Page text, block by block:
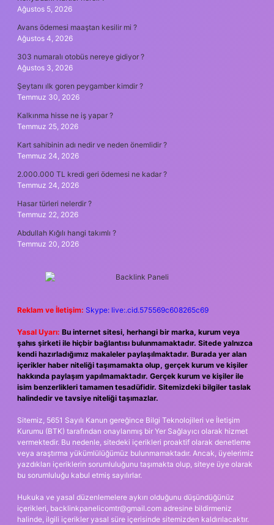
Ağustos 5, 2026
Avans ödemesi maaştan kesilir mi ?
Ağustos 4, 2026
303 numaralı otobüs nereye gidiyor ?
Ağustos 3, 2026
Şeytanı ılk goren peygamber kimdir ?
Temmuz 30, 2026
Kalkınma hisse ne iş yapar ?
Temmuz 25, 2026
Kart sahibinin adı nedir ve neden önemlidir ?
Temmuz 24, 2026
2.000.000 TL kredi geri ödemesi ne kadar ?
Temmuz 24, 2026
Hasar türleri nelerdir ?
Temmuz 22, 2026
Abdullah Kığılı hangi takımlı ?
Temmuz 20, 2026
Reklam ve İletişim: Skype: live:.cid.575569c608265c69
Yasal Uyarı: Bu internet sitesi, herhangi bir marka, kurum veya
şahıs şirketi ile hiçbir bağlantısı bulunmamaktadır. Sitede yalnızca
kendi hazırladığımız makaleler paylaşılmaktadır. Burada yer alan
içerikler haber niteliği taşımamakta olup, gerçek kurum ve kişiler
hakkında paylaşım yapılmamaktadır. Gerçek kurum ve kişiler ile
isim benzerlikleri tamamen tesadüfidir. Sitemizdeki bilgiler taslak
halindedir ve tavsiye niteliği taşımazlar.
Sitemiz, 5651 Sayılı Kanun gereğince Bilgi Teknolojileri ve İletişim
Kurumu (BTK) tarafından onaylanmış bir Yer Sağlayıcı olarak hizmet
vermektedir. Bu nedenle, sitedeki içerikleri proaktif olarak denetleme
veya araştırma yükümlülüğümüz bulunmamaktadır. Ancak, üyelerimiz
yazdıkları içeriklerin sorumluluğunu taşımakta olup, siteye üye olarak
bu sorumluluğu kabul etmiş sayılırlar.
Hukuka ve yasal düzenlemelere aykırı olduğunu düşündüğünüz
içerikleri, backlinkpanelicomtr@gmail.com adresine bildirmeniz
halinde, ilgili içerikler yasal süre içerisinde sitemizden kaldırılacaktır.